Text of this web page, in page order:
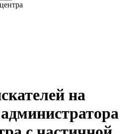
на